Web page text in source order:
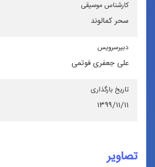
كارشناس موسیقی
سحر کمالوند
دبیرسرویس
علی جعفری فوتمی
تاریخ بارگذاری
۱۳۹۹/۱۱/۱۱
تصاویر